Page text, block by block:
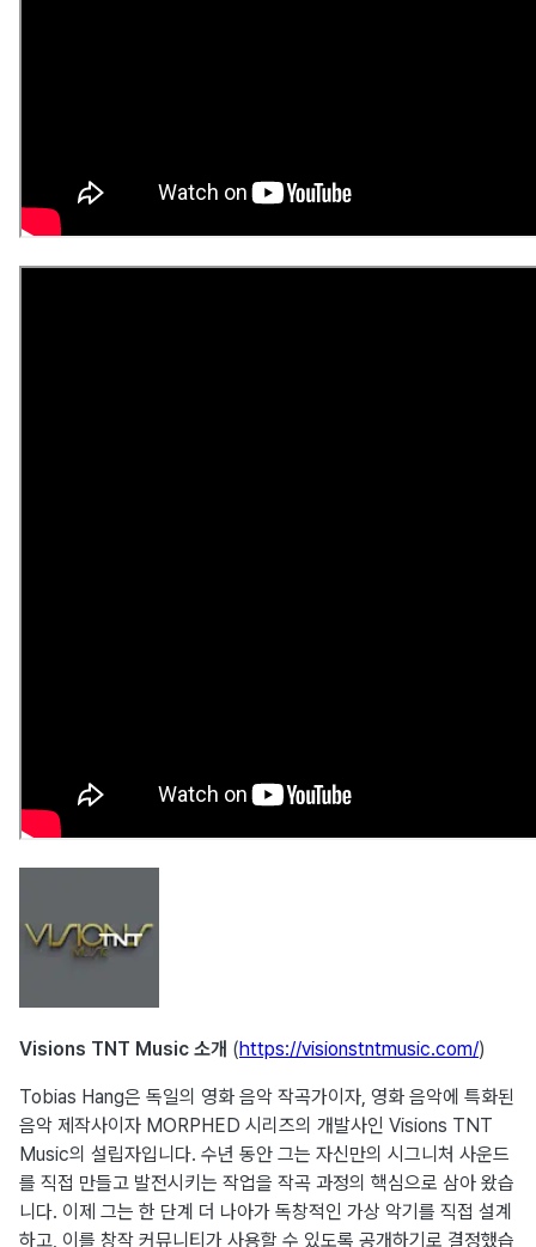
Visions TNT Music 소개 (https://visionstntmusic.com/)
Tobias Hang은 독일의 영화 음악 작곡가이자, 영화 음악에 특화된
음악 제작사이자 MORPHED 시리즈의 개발사인 Visions TNT
Music의 설립자입니다. 수년 동안 그는 자신만의 시그니처 사운드
를 직접 만들고 발전시키는 작업을 작곡 과정의 핵심으로 삼아 왔습
니다. 이제 그는 한 단계 더 나아가 독창적인 가상 악기를 직접 설계
하고, 이를 창작 커뮤니티가 사용할 수 있도록 공개하기로 결정했습